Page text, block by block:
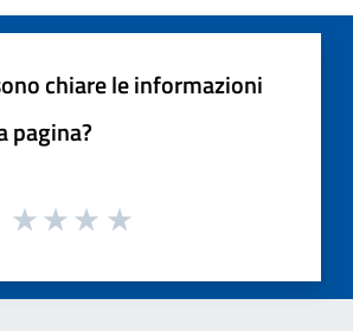
chiare le informazioni
pagina?